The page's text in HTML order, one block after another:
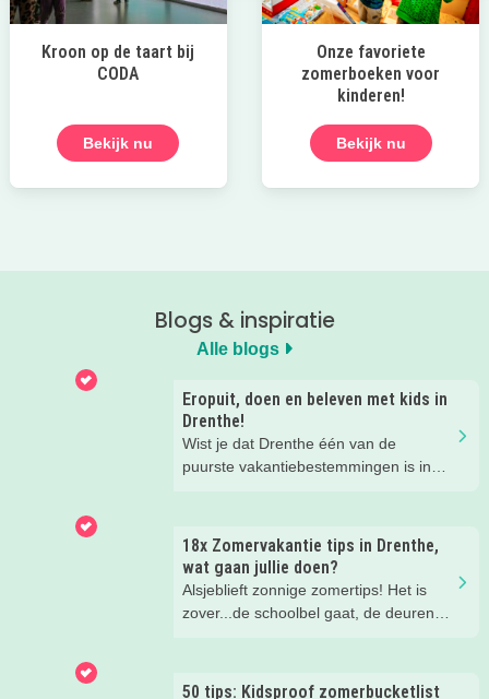
Kroon op de taart bij
CODA
Bekijk nu
Onze favoriete
zomerboeken voor
kinderen!
Bekijk nu
Blogs & inspiratie
Alle blogs
Eropuit, doen en beleven met kids in
Drenthe!
Wist je dat Drenthe één van de
puurste vakantiebestemmingen is in
een gezellig dagje op uit wilt, met je
kinderen in Drenthe is van alles te
beleven. Binnen en buiten en voor jong
en oud. Wij verzamelden toffe tips om
tijdens je vakantie in Drenthe te doen
18x Zomervakantie tips in Drenthe,
wat gaan jullie doen?
Alsjeblieft zonnige zomertips! Het is
zover...de schoolbel gaat, de deuren
vakantie, heerlijk! Maar er zullen ook
50 tips: Kidsproof zomerbucketlist